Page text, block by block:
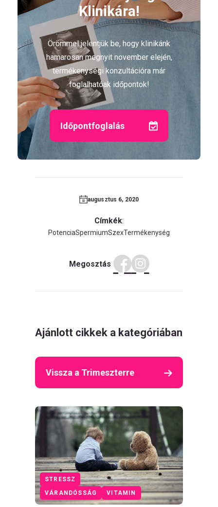
Klinikára!
Örömmel jelentjük be, hogy klinikánk
hamarosan megnyit november elején,
termékenységi konzultációra már
foglalhatóak időpontok!
Időpontfoglalás
augusztus 6, 2020
Címkék:
PotenciaSpermiumSzexTermékenység
Megosztás
Ajánlott cikkek a kategóriában
Vissza a Trimeszterre
VÁRANDÓSSÁG VITAMIN
STRESSZ